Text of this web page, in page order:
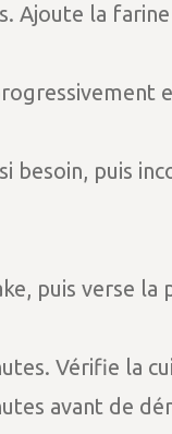
Ajoute la
besoin, puis
puis verse la
Vérifie la
avant de